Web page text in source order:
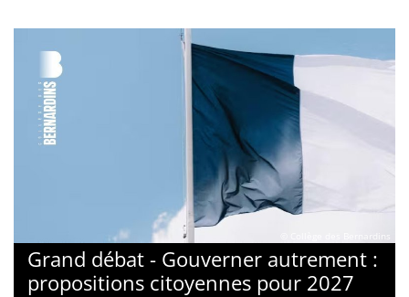
Grand débat - Gouverner autrement :
propositions citoyennes pour 2027